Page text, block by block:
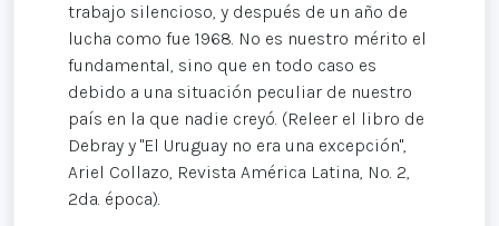
trabajo silencioso, y después de un año de
lucha como fue 1968. No es nuestro mérito el
fundamental, sino que en todo caso es
debido a una situación peculiar de nuestro
país en la que nadie creyó. (Releer el libro de
Debray y "El Uruguay no era una excepción",
Ariel Collazo, Revista América Latina, No. 2,
2da. época).